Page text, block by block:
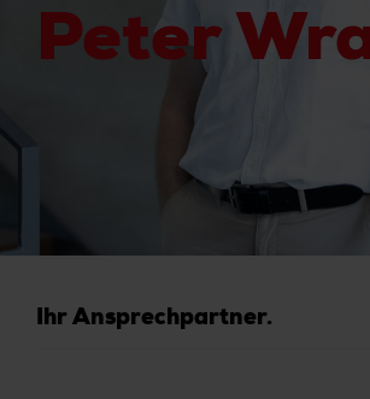
Peter
Ihr Ansprechpartner.